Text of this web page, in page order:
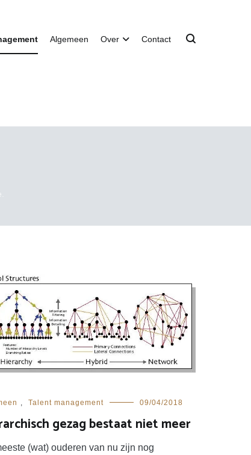
Algemeen Over Contact
Talent management 09/04/2018
gezag bestaat niet meer
(wat) ouderen van nu zijn nog